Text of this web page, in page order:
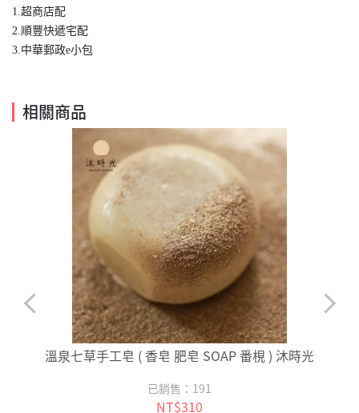
1.超商店配
​2.順豐快遞宅配
3.中華郵政e小包
相關商品
溫泉七草手工皂 ( 香皂 肥皂 SOAP 番梘 ) 沐時光
已銷售：191
NT$310